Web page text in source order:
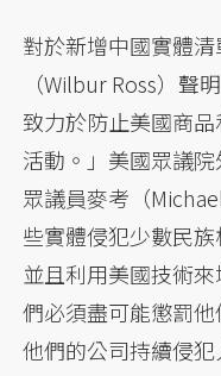
對於新增中國實體
（Wilbur Ross）聲
致力於防止美國商
活動。」美國眾議
眾議員麥考（
些實體侵犯少數民
並且利用美國技術
們必須盡可能懲罰
他們的公司持續侵犯